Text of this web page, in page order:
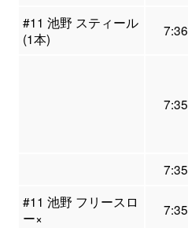
#11 池野 スティール
(1本)
7:36
7:35
7:35
#11 池野 フリースロ
ー×
7:35